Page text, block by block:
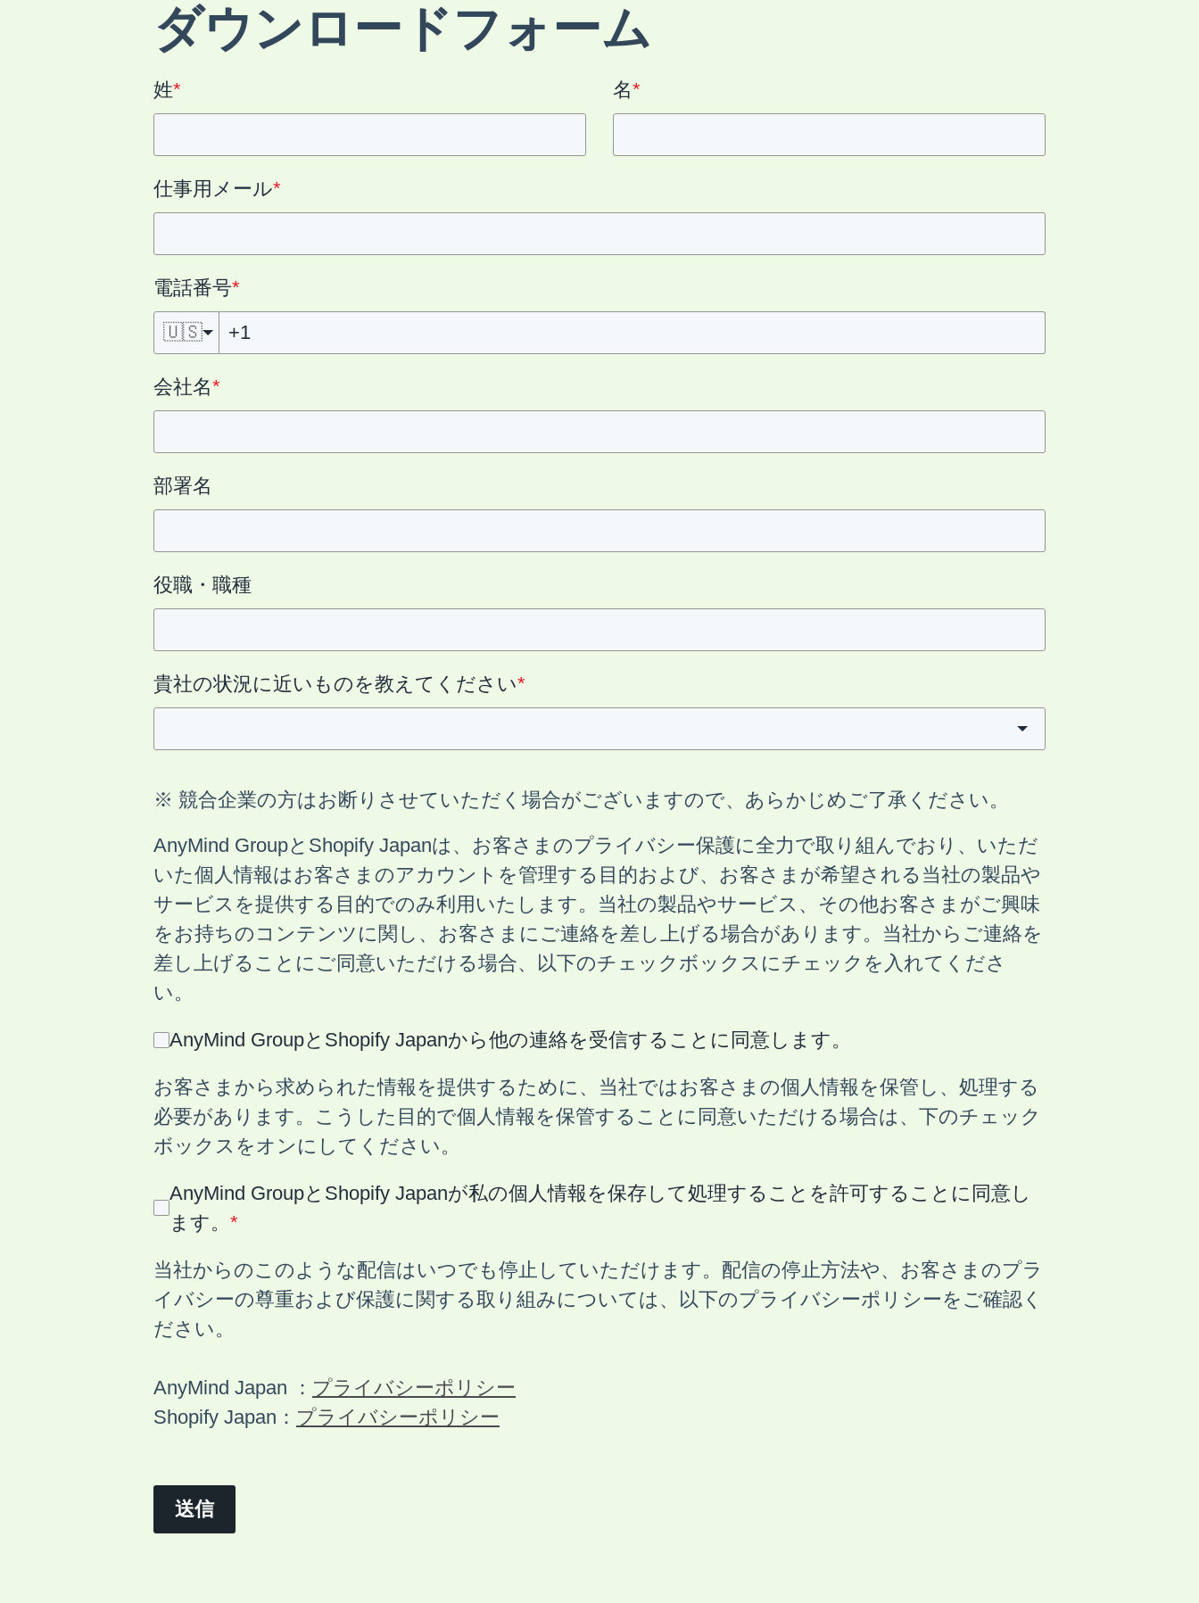
ダウンロードフォーム
姓* 名*
仕事用メール*
電話番号*
🇺🇸
会社名*
部署名
役職・職種
貴社の状況に近いものを教えてください*
※ 競合企業の方はお断りさせていただく場合がございますので、あらかじめご了承ください。
AnyMind GroupとShopify Japanは、お客さまのプライバシー保護に全力で取り組んでおり、いただ
いた個人情報はお客さまのアカウントを管理する目的および、お客さまが希望される当社の製品や
サービスを提供する目的でのみ利用いたします。当社の製品やサービス、その他お客さまがご興味
をお持ちのコンテンツに関し、お客さまにご連絡を差し上げる場合があります。当社からご連絡を
差し上げることにご同意いただける場合、以下のチェックボックスにチェックを入れてくださ
い。
AnyMind GroupとShopify Japanから他の連絡を受信することに同意します。
お客さまから求められた情報を提供するために、当社ではお客さまの個人情報を保管し、処理する
必要があります。こうした目的で個人情報を保管することに同意いただける場合は、下のチェック
ボックスをオンにしてください。
AnyMind GroupとShopify Japanが私の個人情報を保存して処理することを許可することに同意し
ます。 *
当社からのこのような配信はいつでも停止していただけます。配信の停止方法や、お客さまのプラ
イバシーの尊重および保護に関する取り組みについては、以下のプライバシーポリシーをご確認く
ださい。
AnyMind Japan ： プライバシーポリシー
Shopify Japan： プライバシーポリシー
送信